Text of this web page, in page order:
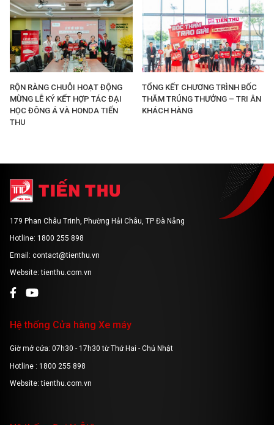
RỘN RÀNG CHUỖI HOẠT ĐỘNG
MỪNG LỄ KÝ KẾT HỢP TÁC ĐẠI
HỌC ĐÔNG Á VÀ HONDA TIẾN
THU
TỔNG KẾT CHƯƠNG TRÌNH BỐC
THĂM TRÚNG THƯỞNG – TRI ÂN
KHÁCH HÀNG
179 Phan Châu Trinh, Phường Hải Châu, TP Đà Nẵng
Hotline: 1800 255 898
Email: contact@tienthu.vn
Website: tienthu.com.vn
Hệ thống Cửa hàng Xe máy
Giờ mở cửa: 07h30 - 17h30 từ Thứ Hai - Chủ Nhật
Hotline : 1800 255 898
Website: tienthu.com.vn